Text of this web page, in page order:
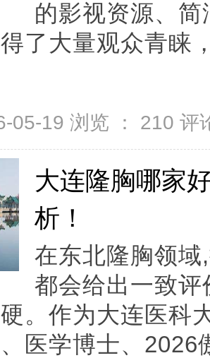
的影视资源、
了大量观众青睐
05-19 浏览 ： 210 评
大连隆胸哪家
析！
在东北隆胸领
都会给出一致
。作为大连医科
医学博士、